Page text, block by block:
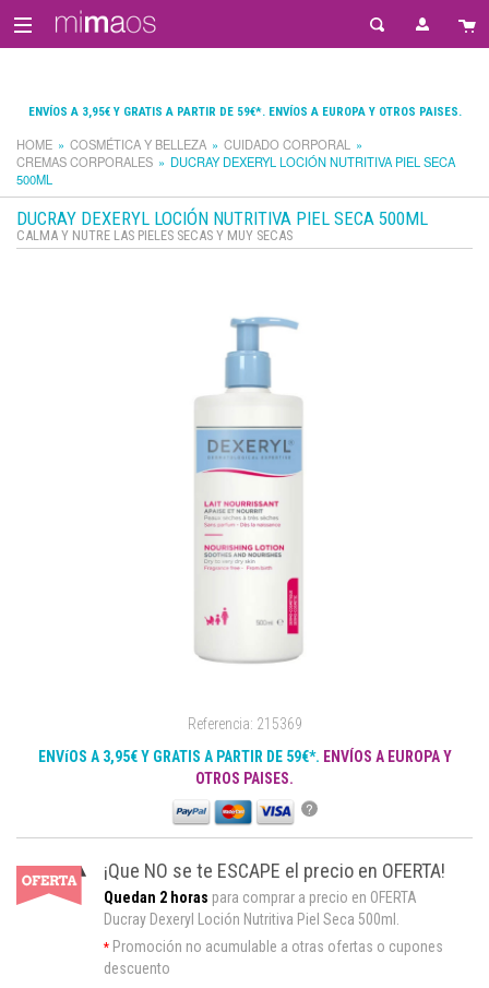
ENVÍOS A 3,95€ Y GRATIS A PARTIR DE 59€*. ENVÍOS A EUROPA Y OTROS PAISES.
HOME COSMÉTICA Y BELLEZA
CUIDADO CORPORAL
CREMAS CORPORALES
DUCRAY DEXERYL LOCIÓN NUTRITIVA PIEL SECA
500ML
DUCRAY DEXERYL LOCIÓN NUTRITIVA PIEL SECA 500ML
CALMA Y NUTRE LAS PIELES SECAS Y MUY SECAS
Referencia: 215369
ENVíOS A 3,95€ Y GRATIS A PARTIR DE 59€*. ENVÍOS A EUROPA Y
OTROS PAISES.
?
¡Que NO se te ESCAPE el precio en OFERTA!
Quedan 2 horas para comprar a precio en OFERTA
Ducray Dexeryl Loción Nutritiva Piel Seca 500ml.
* Promoción no acumulable a otras ofertas o cupones
descuento